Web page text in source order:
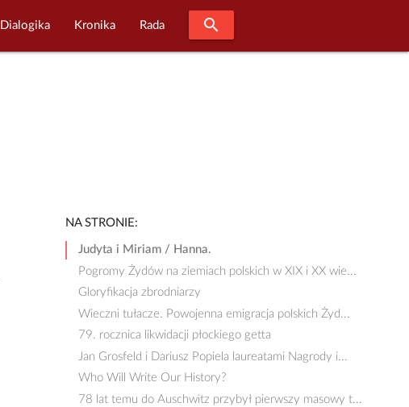
Dialogika Kronika Rada search
NA STRONIE:
Judyta i Miriam / Hanna.
Pogromy Żydów na ziemiach polskich w XIX i XX wie...
Gloryfikacja zbrodniarzy
Wieczni tułacze. Powojenna emigracja polskich Żyd...
79. rocznica likwidacji płockiego getta
Jan Grosfeld i Dariusz Popiela laureatami Nagrody i...
Who Will Write Our History?
78 lat temu do Auschwitz przybył pierwszy masowy t...